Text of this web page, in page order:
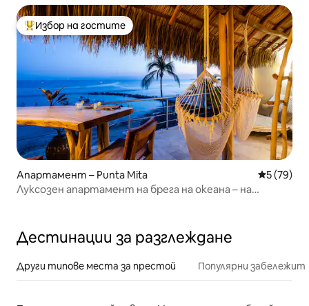
Най-популярен избор на гостите
Избор на гостите
Апартамент – Punta Mita Средна
5 (79)
Луксозен апартамент на брега на океана – на
Дестинации за разглеждане
Други типове места за престой Популярни